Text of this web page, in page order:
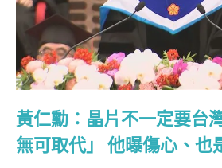
黃仁勳：晶片不一定要台
無可取代」 他曝傷心、也